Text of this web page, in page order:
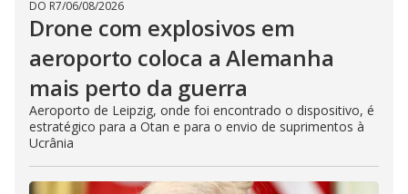
DO R7/06/08/2026
Drone com explosivos em
aeroporto coloca a Alemanha
mais perto da guerra
Aeroporto de Leipzig, onde foi encontrado o dispositivo, é
estratégico para a Otan e para o envio de suprimentos à
Ucrânia